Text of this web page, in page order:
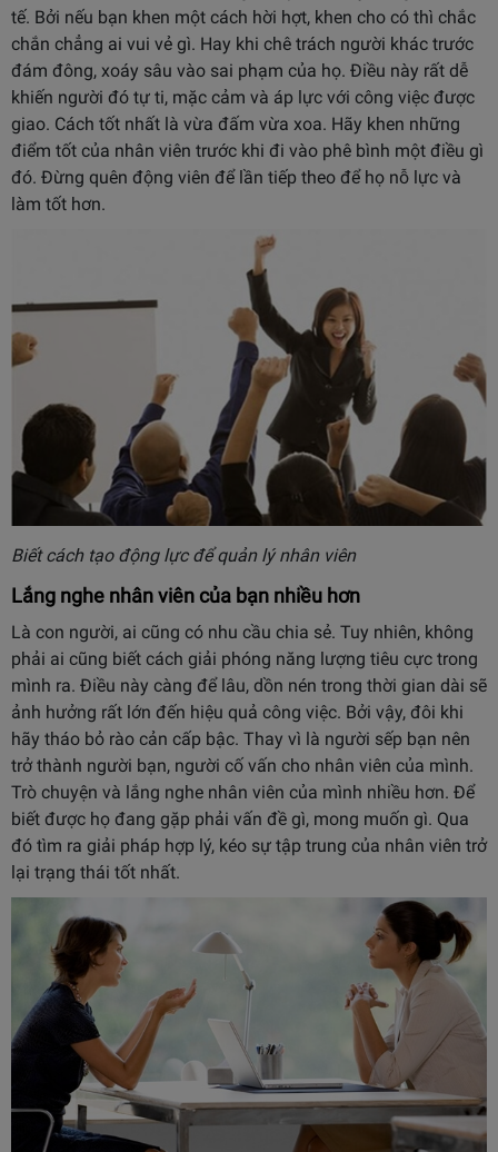
tế. Bởi nếu bạn khen một cách hời hợt, khen cho có thì chắc
chắn chẳng ai vui vẻ gì. Hay khi chê trách người khác trước
đám đông, xoáy sâu vào sai phạm của họ. Điều này rất dễ
khiến người đó tự ti, mặc cảm và áp lực với công việc được
giao. Cách tốt nhất là vừa đấm vừa xoa. Hãy khen những
điểm tốt của nhân viên trước khi đi vào phê bình một điều gì
đó. Đừng quên động viên để lần tiếp theo để họ nỗ lực và
làm tốt hơn.
Biết cách tạo động lực để quản lý nhân viên
Lắng nghe nhân viên của bạn nhiều hơn
Là con người, ai cũng có nhu cầu chia sẻ. Tuy nhiên, không
phải ai cũng biết cách giải phóng năng lượng tiêu cực trong
mình ra. Điều này càng để lâu, dồn nén trong thời gian dài sẽ
ảnh hưởng rất lớn đến hiệu quả công việc. Bởi vậy, đôi khi
hãy tháo bỏ rào cản cấp bậc. Thay vì là người sếp bạn nên
trở thành người bạn, người cố vấn cho nhân viên của mình.
Trò chuyện và lắng nghe nhân viên của mình nhiều hơn. Để
biết được họ đang gặp phải vấn đề gì, mong muốn gì. Qua
đó tìm ra giải pháp hợp lý, kéo sự tập trung của nhân viên trở
lại trạng thái tốt nhất.